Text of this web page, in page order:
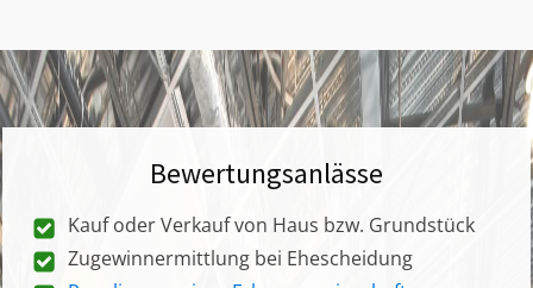
Bewertungsanlässe
Kauf oder Verkauf von Haus bzw. Grundstück
Zugewinnermittlung bei Ehescheidung